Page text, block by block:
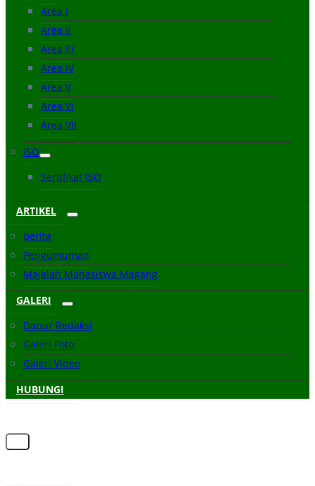
Area I
Area II
Area III
Area IV
Area V
Area VI
Area VII
ISO
Sertifikat ISO
ARTIKEL
Berita
Pengumuman
Majalah Mahasiswa Magang
GALERI
Dapur Redaksi
Galeri Foto
Galeri Video
HUBUNGI